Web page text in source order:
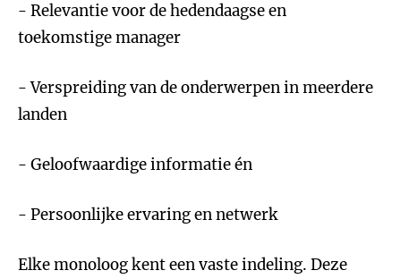
- Relevantie voor de hedendaagse en
toekomstige manager
- Verspreiding van de onderwerpen in meerdere
landen
- Geloofwaardige informatie én
- Persoonlijke ervaring en netwerk
Elke monoloog kent een vaste indeling. Deze